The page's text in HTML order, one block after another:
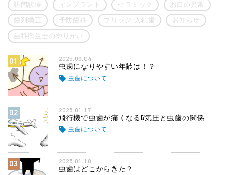
訪問診療 インプラント セラミック お口の異常
歯列矯正 予防歯科 ブリッジ 入れ歯 お知らせ
歯科衛生士のやりがい
01 2025.09.04
虫歯になりやすい年齢は！？
虫歯について
02 2025.01.17
飛行機で虫歯が痛くなる⁉気圧と虫歯の関係
虫歯について
03 2025.01.10
虫歯はどこからきた？